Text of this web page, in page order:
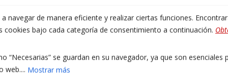
navegar de manera eficiente y realizar ciertas funciones.
cookies bajo cada categoría de consentimiento a continuación.
“Necesarias” se guardan en su navegador, ya que son esenciales
web.... Mostrar más
Franja de contacte preferida (obligatori)
Qualsevol hora
Prefereixo contacte per WhatsApp